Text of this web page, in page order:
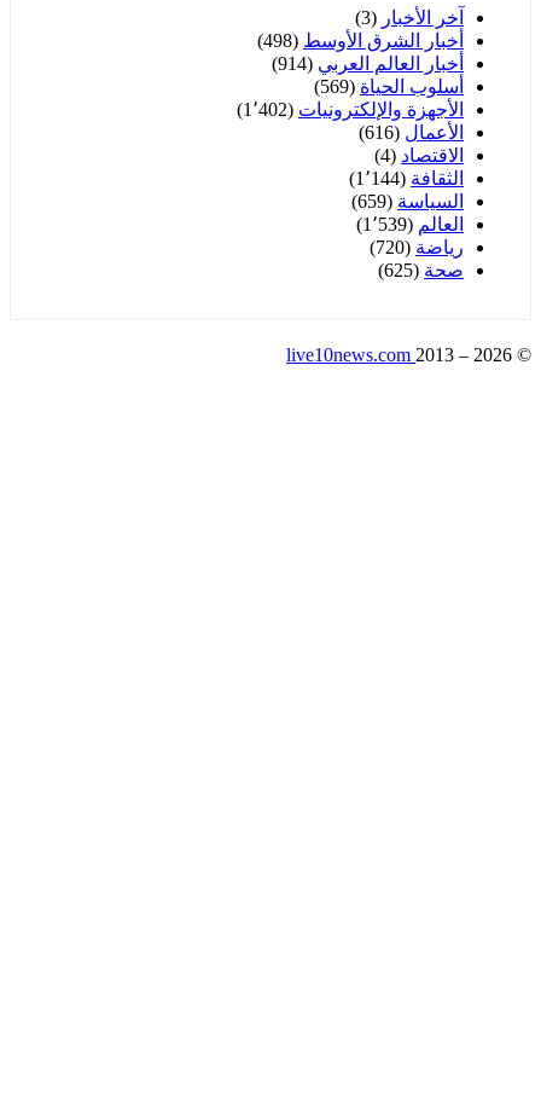
آخر الأخبار
(3)
أخبار الشرق الأوسط(498)
أخبار العالم العربي (914)
أسلوب الحياة(569)
الأجهزة والإلكترونيات(1٬402)
الأعمال(616)
الاقتصاد(4)
الثقافة
(1٬144)
السياسة(659)
العالم
رياضة
(720)
صحة
live10news.com2013 –